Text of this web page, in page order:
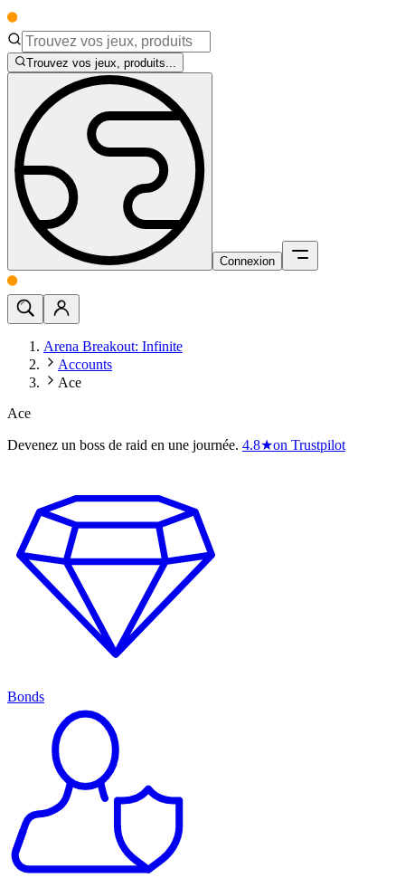
Trouvez vos jeux, produits...
Connexion
Arena Breakout: Infinite
Accounts
Ace
Ace
Devenez un boss de raid en une journée. 4.8★on Trustpilot
Bonds